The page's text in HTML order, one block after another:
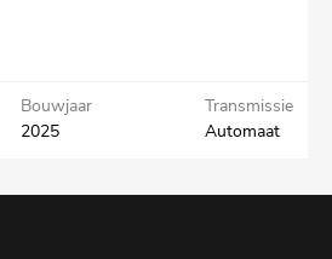
Bouwjaar
2025
Transmissie
Automaat